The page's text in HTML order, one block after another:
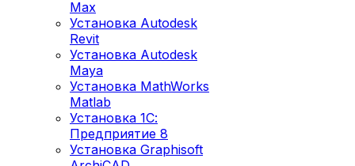
Max
Установка Autodesk
Revit
Установка Autodesk
Maya
Установка MathWorks
Matlab
Установка 1С:
Предприятие 8
Установка Graphisoft